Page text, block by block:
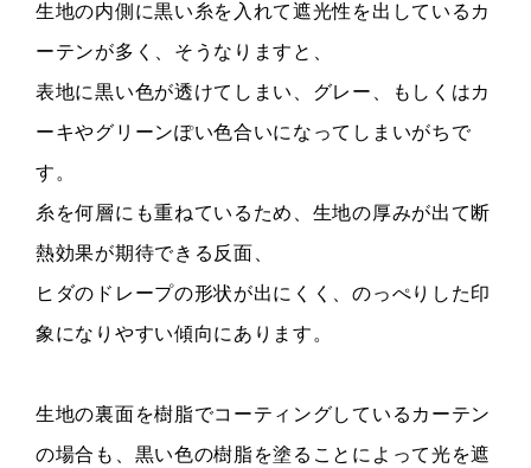
生地の内側に黒い糸を入れて遮光性を出しているカ
ーテンが多く、 そうなりますと、
表地に黒い色が透けてしまい、グレー、
もしくはカ
ーキやグリーンぽい色合いになってしまいがちで
す。
糸を何層にも重ねているため、生地の厚みが出て断
熱効果が期待できる反面、
ヒダのドレープの形状が出にくく、のっぺりした印
象になりやすい傾向にあります。
生地の裏面を樹脂でコーティングしているカーテン
の場合も、 黒い色の樹脂を塗ることによって光を遮